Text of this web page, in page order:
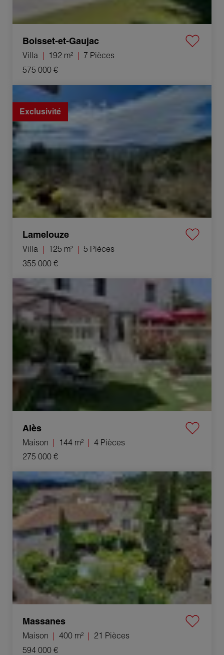
Boisset-et-Gaujac
Villa 192 m²
7 Pièces
575 000 €
Vente Villa Lamelouze 5 Pièces 125 m²
Exclusivité
Lamelouze
Villa 125 m²
5 Pièces
355 000 €
Vente Maison Alès 4 Pièces 144 m²
Alès
Maison 144 m²
4 Pièces
275 000 €
Vente Maison Massanes 21 Pièces 400 m²
Massanes
Maison 400 m²
21 Pièces
594 000 €